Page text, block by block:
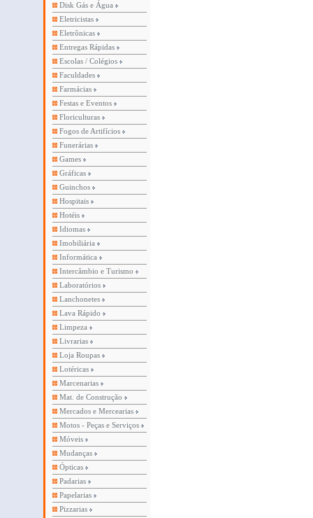
Disk Gás e Água
Eletricistas
Eletrônicas
Entregas Rápidas
Escolas / Colégios
Faculdades
Farmácias
Festas e Eventos
Floriculturas
Fogos de Artifícios
Funerárias
Games
Gráficas
Guinchos
Hospitais
Hotéis
Idiomas
Imobiliária
Informática
Intercâmbio e Turismo
Laboratórios
Lanchonetes
Lava Rápido
Limpeza
Livrarias
Loja Roupas
Lotéricas
Marcenarias
Mat. de Construção
Mercados e Mercearias
Motos - Peças e Serviços
Móveis
Mudanças
Ópticas
Padarias
Papelarias
Pizzarias